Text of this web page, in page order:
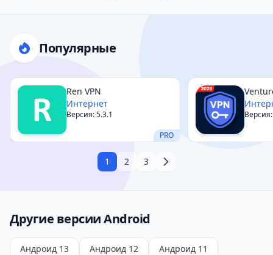
Популярные
Ren VPN
Интернет
Версия: 5.3.1
PRO
1 2 3
Другие версии Android
Андроид 13 Андроид 12
Андроид 11